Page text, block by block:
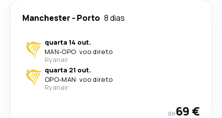
Manchester - Porto 8 dias
quarta 14 out.
MAN-OPO· voo direto
Ryanair
quarta 21 out.
OPO-MAN· voo direto
Ryanair
de69 €